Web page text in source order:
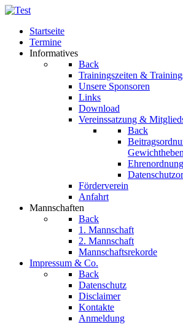
Startseite
Termine
Informatives
Back
Trainingszeiten &
Unsere Sponsoren
Links
Download
Vereinssatzung &
Back
Gewichtheben
Förderverein
Anfahrt
Mannschaften
Back
1. Mannschaft
2. Mannschaft
Mannschaftsrekorde
Impressum & Co.
Back
Datenschutz
Disclaimer
Kontakte
Anmeldung